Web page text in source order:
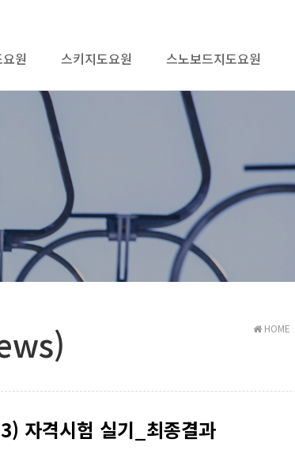
원 스키지도요원 스노보드지도요원
HOME
자격시험 실기_최종결과